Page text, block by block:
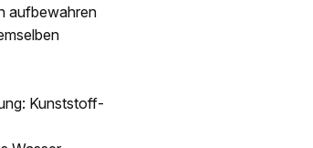
aufbewahren
Kunststoff-